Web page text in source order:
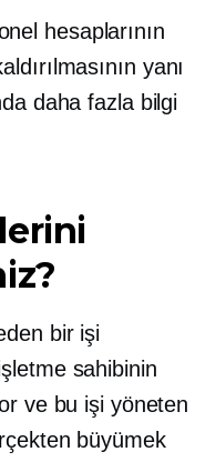
hesaplarının
yanı
daha fazla bilgi
bir işi
sahibinin
ve bu işi yöneten
büyümek